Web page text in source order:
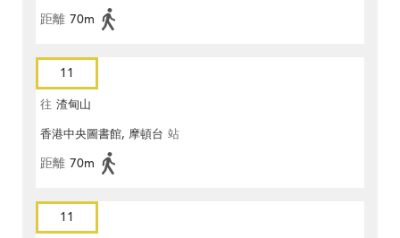
距離 70m
11
往 渣甸山
香港中央圖書館, 摩頓台 站
距離 70m
11